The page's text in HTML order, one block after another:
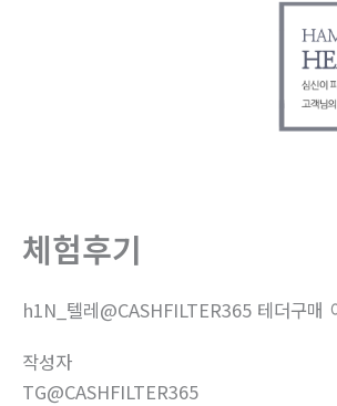
체험후기
h1N_텔레@CASHFILTER365 테더구매
작성자
TG@CASHFILTER365